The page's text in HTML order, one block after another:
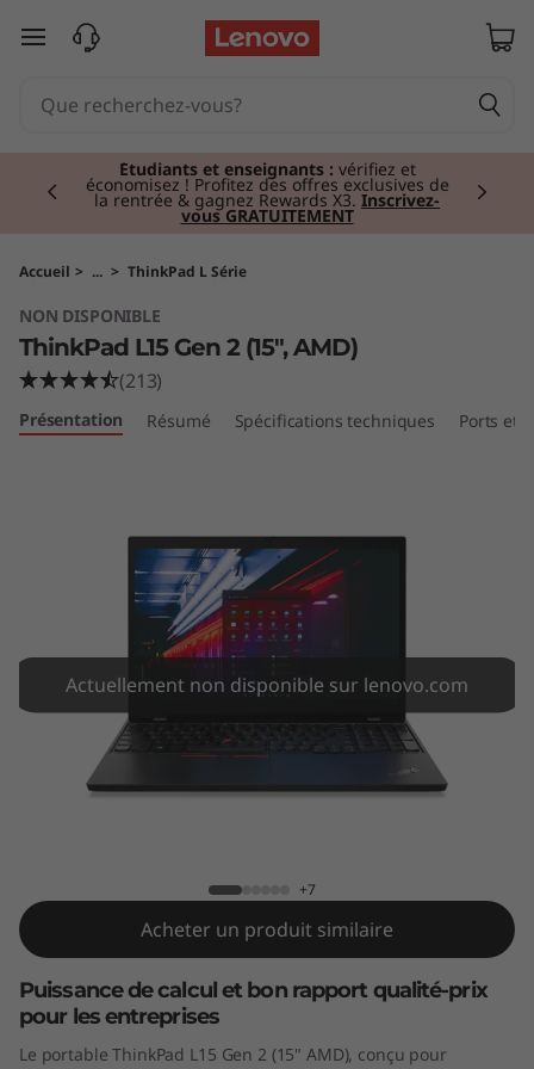
T
P
a
d
L
″
A
passer au contenu principal
Étudiants et enseignants : vérifiez et
économisez ! Profitez des offres exclusives de
la rentrée & gagnez Rewards X3. Inscrivez-
vous GRATUITEMENT
Currently displaying item 2 of 3
Accueil > ... > ThinkPad L Série
NON DISPONIBLE
ThinkPad L15 Gen 2 (15″, AMD)
(213)
Présentation Résumé Spécifications techniques Ports et
Actuellement non disponible sur lenovo.com
+7
Acheter un produit similaire
Puissance de calcul et bon rapport qualité-prix
pour les entreprises
Le portable ThinkPad L15 Gen 2 (15" AMD), conçu pour